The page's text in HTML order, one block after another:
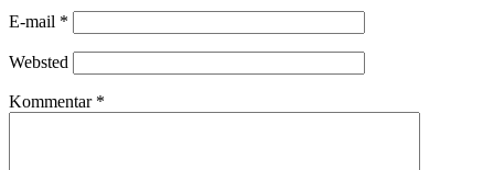
E-mail *
Websted
Kommentar *